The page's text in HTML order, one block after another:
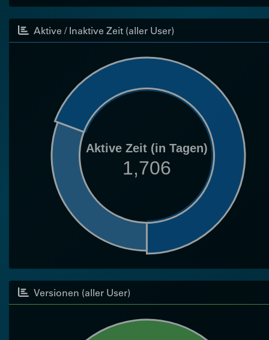
Aktive / Inaktive Zeit (aller User)
Aktive Zeit (in Tagen)
1,706
Versionen (aller User)